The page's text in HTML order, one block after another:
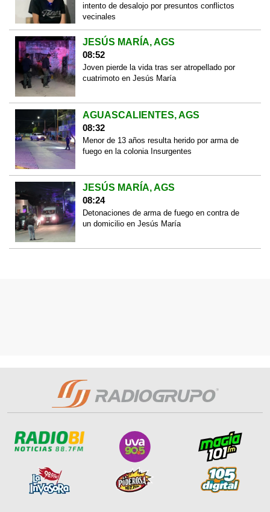
intento de desalojo por presuntos conflictos
vecinales
JESÚS MARÍA, AGS
08:52
Joven pierde la vida tras ser atropellado por
cuatrimoto en Jesús María
AGUASCALIENTES, AGS
08:32
Menor de 13 años resulta herido por arma de
fuego en la colonia Insurgentes
JESÚS MARÍA, AGS
08:24
Detonaciones de arma de fuego en contra de
un domicilio en Jesús María